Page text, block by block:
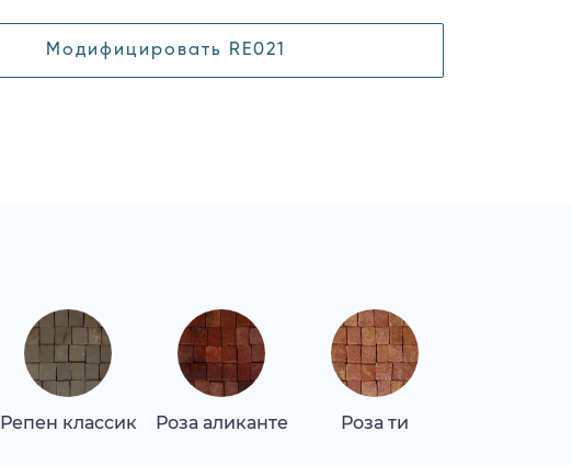
Модифицировать RE021
Репен классик Роза аликанте Роза ти